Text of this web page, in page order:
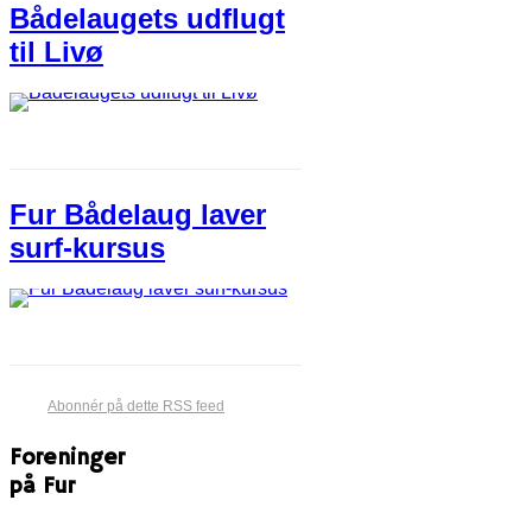
Bådelaugets udflugt
til Livø
Fur Bådelaug laver
surf-kursus
Abonnér på dette RSS feed
Foreninger
på Fur